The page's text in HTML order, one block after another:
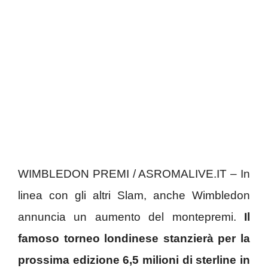
WIMBLEDON PREMI / ASROMALIVE.IT – In
linea con gli altri Slam, anche Wimbledon
annuncia un aumento del montepremi. Il
famoso torneo londinese stanzierà per la
prossima edizione 6,5 milioni di sterline in